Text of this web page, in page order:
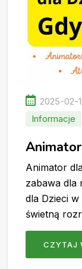
2025-02-
Informacje
Animator
zabawa dla
dla Dzieci
świetną
CZYTAJ